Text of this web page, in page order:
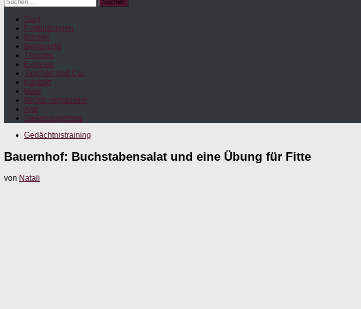
nach:
Start
Fortbildungen
Bücher
Betreuung
Themen
Exklusiv
Taschen und Co.
Kontakt
Maw
Nichts verpassen!
App
Stellenangebote
Gedächtnistraining
Bauernhof: Buchstabensalat und eine Übung für Fitte
von Natali